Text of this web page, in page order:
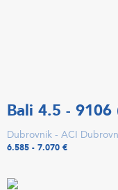
Bali 4.5 - 9106
Dubrovnik - ACI
6.585 - 7.070 €